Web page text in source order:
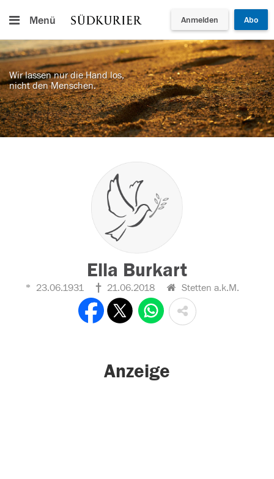
Menü Anmelden Abo
Wir lassen nur die Hand los,
nicht den Menschen.
Ella Burkart
23.06.1931 21.06.2018 Stetten a.k.M.
Anzeige